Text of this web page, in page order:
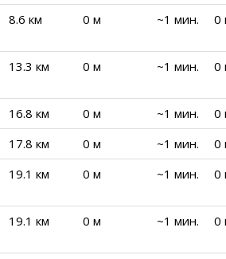
8.6 км 0 м ~1 мин. 0
13.3 км 0 м ~1 мин. 0
16.8 км 0 м ~1 мин.
0
17.8 км 0 м ~1 мин.
0
19.1 км 0 м ~1 мин. 0
19.1 км 0 м ~1 мин. 0